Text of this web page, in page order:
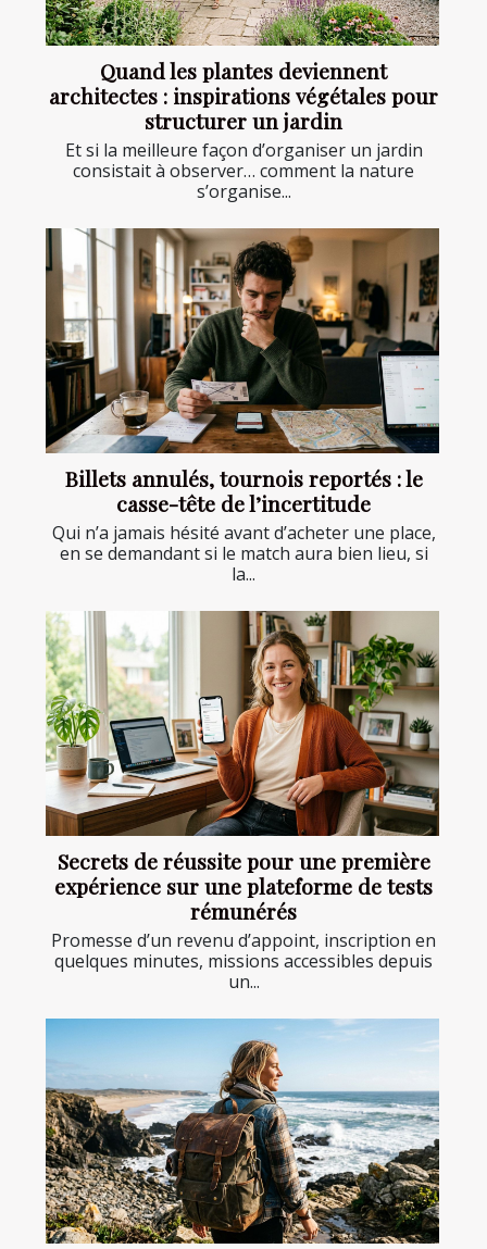
Quand les plantes deviennent
architectes : inspirations végétales pour
structurer un jardin
Et si la meilleure façon d’organiser un jardin
consistait à observer… comment la nature
s’organise...
Billets annulés, tournois reportés : le
casse-tête de l’incertitude
Qui n’a jamais hésité avant d’acheter une place,
en se demandant si le match aura bien lieu, si
la...
Secrets de réussite pour une première
expérience sur une plateforme de tests
rémunérés
Promesse d’un revenu d’appoint, inscription en
quelques minutes, missions accessibles depuis
un...